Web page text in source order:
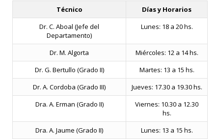
Técnico
Días y Horarios
Dr. C. Aboal (Jefe del
Departamento)
Lunes: 18 a 20 hs.
Dr. M. Algorta
Miércoles: 12 a 14 hs.
Dr. G. Bertullo (Grado II)
Martes: 13 a 15 hs.
Dr. A. Cordoba (Grado III)
Jueves: 17.30 a 19.30 hs.
Dra. A. Erman (Grado II)
Viernes: 10.30 a 12.30
hs.
Dra. A. Jaume (Grado II)
Lunes: 13 a 15 hs.